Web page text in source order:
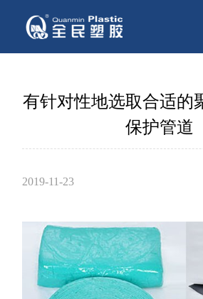
有针对性地选取合适的
保护管道
2019-11-23